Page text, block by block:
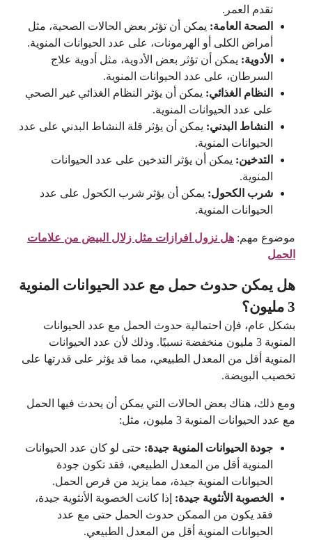
تقدم العمر.
الصحة العامة: يمكن أن تؤثر بعض الحالات الصحية، مثل
أمراض الكلى أو الهرمونات، على عدد الحيوانات المنوية.
الأدوية: يمكن أن تؤثر بعض الأدوية، مثل أدوية علاج
السرطان، على عدد الحيوانات المنوية.
النظام الغذائي: يمكن أن يؤثر النظام الغذائي غير الصحي
على عدد الحيوانات المنوية.
النشاط البدني: يمكن أن يؤثر قلة النشاط البدني على عدد
الحيوانات المنوية.
التدخين: يمكن أن يؤثر التدخين على عدد الحيوانات
المنوية.
شرب الكحول: يمكن أن يؤثر شرب الكحول على عدد
الحيوانات المنوية.
موضوع مهم: هل نزول افرازات مثل زلال البيض من علامات
الحمل
هل يمكن حدوث حمل مع عدد الحيوانات المنوية
3 مليون؟
بشكل عام، فإن احتمالية حدوث الحمل مع عدد الحيوانات
المنوية 3 مليون منخفضة نسبيًا. وذلك لأن عدد الحيوانات
المنوية أقل من المعدل الطبيعي، مما قد يؤثر على قدرتها على
تخصيب البويضة.
ومع ذلك، هناك بعض الحالات التي يمكن أن يحدث فيها الحمل
مع عدد الحيوانات المنوية 3 مليون، مثل:
جودة الحيوانات المنوية جيدة: حتى لو كان عدد الحيوانات
المنوية أقل من المعدل الطبيعي، فقد تكون جودة
الحيوانات المنوية جيدة، مما يزيد من فرص الحمل.
الخصوبة الأنثوية جيدة: إذا كانت الخصوبة الأنثوية جيدة،
فقد يكون من الممكن حدوث الحمل حتى مع عدد
الحيوانات المنوية أقل من المعدل الطبيعي.